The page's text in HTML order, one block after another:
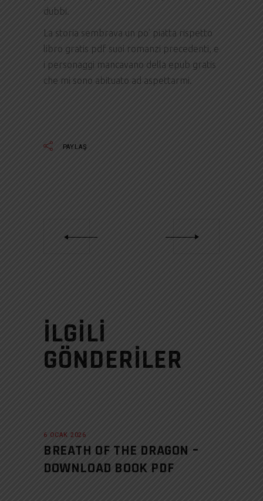
dubbi.
La storia sembrava un po’ piatta rispetto
libro gratis pdf suoi romanzi precedenti, e
i personaggi mancavano della epub gratis
che mi sono abituato ad aspettarmi.
PAYLAŞ
İLGILI
GÖNDERILER
6 OCAK 2026
BREATH OF THE DRAGON –
DOWNLOAD BOOK PDF